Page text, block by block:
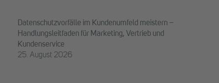
Datenschutzvorfälle im Kundenumfeld meistern –
Handlungsleitfaden für Marketing, Vertrieb und
Kundenservice
25. August 2026